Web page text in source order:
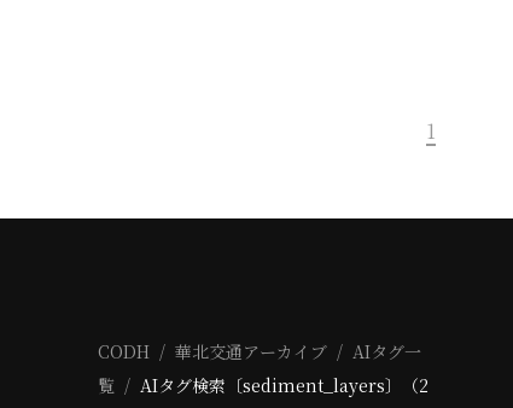
1
CODH 華北交通アーカイブ
AIタグ一
覧
AIタグ検索〔sediment_layers〕（2